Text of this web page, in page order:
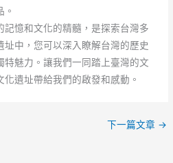
記憶和文化的精髓，是探索台灣多
中，您可以深入瞭解台灣的歷史
魅力。讓我們一同踏上臺灣的文
遺址帶給我們的啟發和感動。
下一篇文章 →